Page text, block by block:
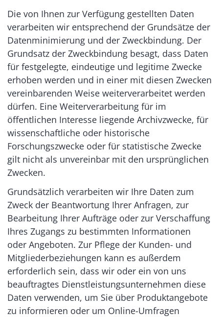
Die von Ihnen zur Verfügung gestellten Daten
verarbeiten wir entsprechend der Grundsätze der
Datenminimierung und der Zweckbindung. Der
Grundsatz der Zweckbindung besagt, dass Daten
für festgelegte, eindeutige und legitime Zwecke
erhoben werden und in einer mit diesen Zwecken
vereinbarenden Weise weiterverarbeitet werden
dürfen. Eine Weiterverarbeitung für im
öffentlichen Interesse liegende Archivzwecke, für
wissenschaftliche oder historische
Forschungszwecke oder für statistische Zwecke
gilt nicht als unvereinbar mit den ursprünglichen
Zwecken.
Grundsätzlich verarbeiten wir Ihre Daten zum
Zweck der Beantwortung Ihrer Anfragen, zur
Bearbeitung Ihrer Aufträge oder zur Verschaffung
Ihres Zugangs zu bestimmten Informationen
oder Angeboten. Zur Pflege der Kunden- und
Mitgliederbeziehungen kann es außerdem
erforderlich sein, dass wir oder ein von uns
beauftragtes Dienstleistungsunternehmen diese
Daten verwenden, um Sie über Produktangebote
zu informieren oder um Online-Umfragen